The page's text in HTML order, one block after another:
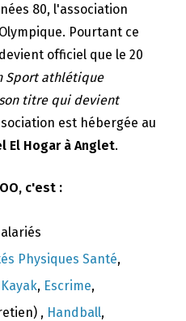
80, l'association
Pourtant ce
officiel que le 20
Sport athlétique
titre qui devient
est hébergée au
Hogar à Anglet.
c'est :
Physiques Santé,
, Escrime,
, Handball,